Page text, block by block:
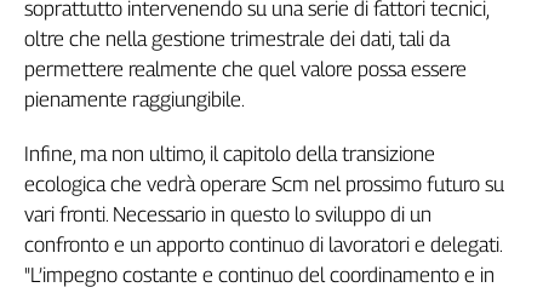
Friuli
Venezia
Lazio
Lombardia
Marche
Piemonte
Puglia
Sardegna
soprattutto intervenendo su una serie di fattori tecnici,
oltre che nella gestione trimestrale dei dati, tali da
permettere realmente che quel valore possa essere
pienamente raggiungibile.
Infine, ma non ultimo, il capitolo della transizione
ecologica che vedrà operare Scm nel prossimo futuro su
vari fronti. Necessario in questo lo sviluppo di un
confronto e un apporto continuo di lavoratori e delegati.
"L’impegno costante e continuo del coordinamento e in